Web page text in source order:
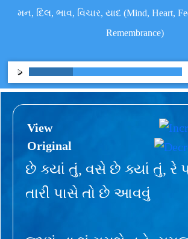
મન, દિલ, ભાવ, વિચાર, યાદ (Mind, Heart,
Remembrance)
View
Original
છે ક્યાં તું, વસે છે ક્યાં તું, રે
તારી પાસે તો છે આવવું